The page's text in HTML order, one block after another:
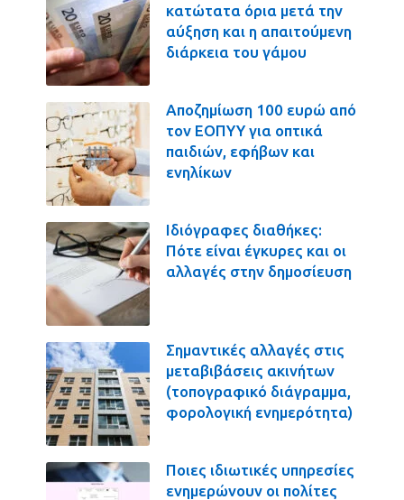
κατώτατα όρια μετά την
αύξηση και η απαιτούμενη
διάρκεια του γάμου
Αποζημίωση 100 ευρώ από
τον ΕΟΠΥΥ για οπτικά
παιδιών, εφήβων και
ενηλίκων
Ιδιόγραφες διαθήκες:
Πότε είναι έγκυρες και οι
αλλαγές στην δημοσίευση
Σημαντικές αλλαγές στις
μεταβιβάσεις ακινήτων
(τοπογραφικό διάγραμμα,
φορολογική ενημερότητα)
Ποιες ιδιωτικές υπηρεσίες
ενημερώνουν οι πολίτες